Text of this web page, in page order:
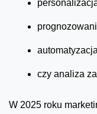
czy analiza
W 2025 roku